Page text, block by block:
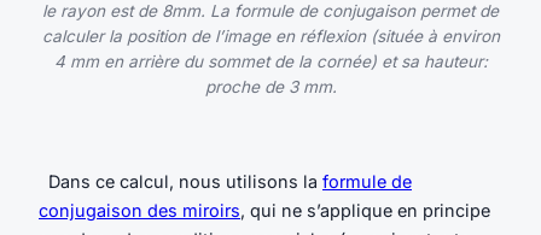
le rayon est de 8mm. La formule de conjugaison permet de
calculer la position de l’image en réflexion (située à environ
4 mm en arrière du sommet de la cornée) et sa hauteur:
proche de 3 mm.
Dans ce calcul, nous utilisons la formule de
conjugaison des miroirs, qui ne s’applique en principe